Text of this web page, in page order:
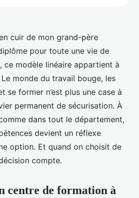
cuir de mon grand-père
pour toute une vie de
ce modèle linéaire appartient à
monde du travail bouge, les
se former n’est plus une case à
permanent de sécurisation. À
dans tout le département,
devient un réflexe
option. Et quand on choisit de
compte.
centre de formation à